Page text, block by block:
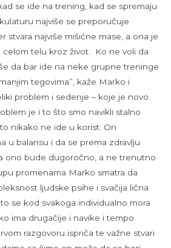
se ide na trening, kad se spremaju
najviše se preporučuje
stvara najviše mišićne mase, a ona je
telu kroz život. Ko ne voli da
da bar ide na neke grupne treninge
tegovima”, kaže Marko i
problem i sedenje – koje je novo
je i to što smo navikli stalno
nikako ne ide u korist. On
u balansu i da se prema zdravlju
ono bude dugoročno, a ne trenutno
promenama Marko smatra da
ljudske psihe i svačija lična
se kod svakoga individualno mora
ima drugačije i navike i tempo
razgovoru ispriča te važne stvari